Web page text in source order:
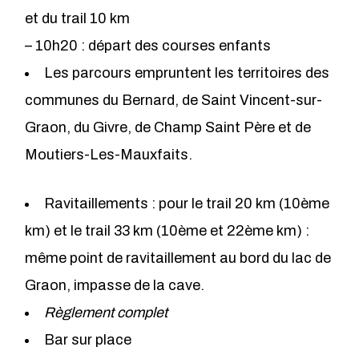
et du trail 10 km
– 10h20 : départ des courses enfants
Les parcours empruntent les territoires des
communes du Bernard, de Saint Vincent-sur-
Graon, du Givre, de Champ Saint Père et de
Moutiers-Les-Mauxfaits.
Ravitaillements : pour le trail 20 km (10ème
km) et le trail 33 km (10ème et 22ème km) :
même point de ravitaillement au bord du lac de
Graon, impasse de la cave.
Règlement complet
Bar sur place